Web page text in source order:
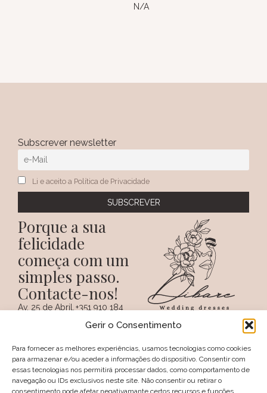
Gerir o Consentimento
Para fornecer as melhores experiências, usamos tecnologias como cookies
para armazenar e/ou aceder a informações do dispositivo. Consentir com
essas tecnologias nos permitirá processar dados, como comportamento de
navegação ou IDs exclusivos neste site. Não consentir ou retirar o
consentimento pode afetar negativamante certos recursos e funções.
N/A
Subscrever newsletter
Li e aceito a Política de Privacidade
Porque a sua
felicidade
começa com um
simples passo.
Contacte-nos!
Av. 25 de Abril,
PORTUGAL
+351 910 184
(Chamada para a
nacional)
+351 274 094
(Chamada para a
rede fixa nacional)
SOCIAIS